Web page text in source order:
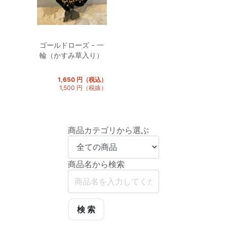
ゴールドローズ - 一
輪（かすみ草入り）
1,650 円（税込）
1,500 円（税抜）
商品カテゴリから選ぶ
商品名から検索